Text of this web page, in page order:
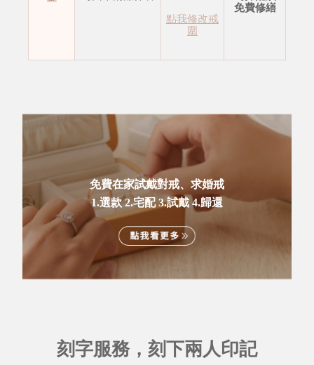
點我修改戒
圍
免費修繕
免費在家試戴對戒、求婚戒
1.選款 2.宅配 3.試戴 4.歸還
刻字服務，刻下兩人印記